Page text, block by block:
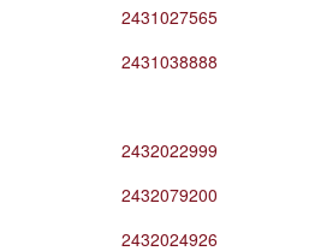
2431027565
2431038888
2432022999
2432079200
2432024926